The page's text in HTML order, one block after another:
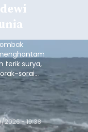
terik surya,
sorai
(9/8/2026).
ombak
2026 - 19:38